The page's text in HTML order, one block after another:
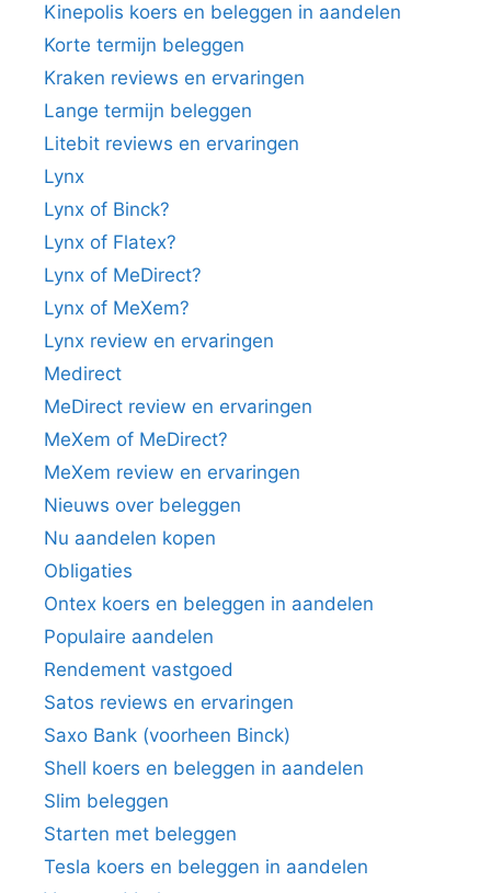
Kinepolis koers en beleggen in aandelen
Korte termijn beleggen
Kraken reviews en ervaringen
Lange termijn beleggen
Litebit reviews en ervaringen
Lynx
Lynx of Binck?
Lynx of Flatex?
Lynx of MeDirect?
Lynx of MeXem?
Lynx review en ervaringen
Medirect
MeDirect review en ervaringen
MeXem of MeDirect?
MeXem review en ervaringen
Nieuws over beleggen
Nu aandelen kopen
Obligaties
Ontex koers en beleggen in aandelen
Populaire aandelen
Rendement vastgoed
Satos reviews en ervaringen
Saxo Bank (voorheen Binck)
Shell koers en beleggen in aandelen
Slim beleggen
Starten met beleggen
Tesla koers en beleggen in aandelen